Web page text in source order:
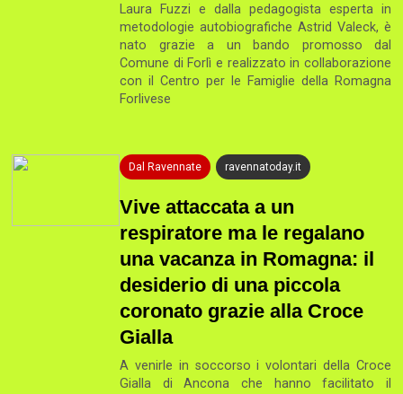
Laura Fuzzi e dalla pedagogista esperta in
metodologie autobiografiche Astrid Valeck, è
nato grazie a un bando promosso dal
Comune di Forlì e realizzato in collaborazione
con il Centro per le Famiglie della Romagna
Forlivese
Dal Ravennate ravennatoday.it
Vive attaccata a un
respiratore ma le regalano
una vacanza in Romagna: il
desiderio di una piccola
coronato grazie alla Croce
Gialla
A venirle in soccorso i volontari della Croce
Gialla di Ancona che hanno facilitato il